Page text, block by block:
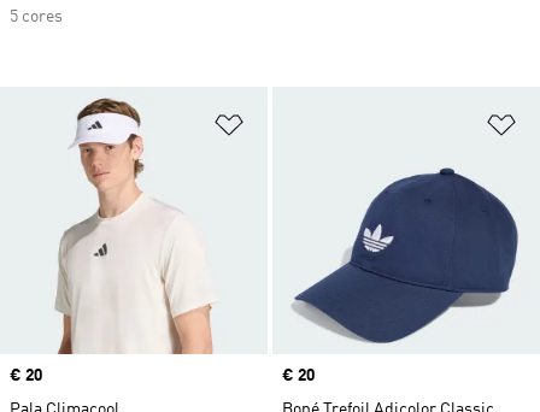
Price
€ 20
Price
€ 20
5 cores